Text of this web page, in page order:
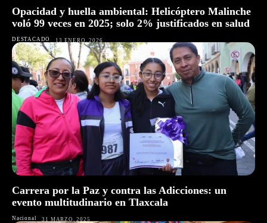
Opacidad y huella ambiental: Helicóptero Malinche
voló 99 veces en 2025; solo 2% justificados en salud
DESTACADO 13 ENERO, 2026
Carrera por la Paz y contra las Adicciones: un
evento multitudinario en Tlaxcala
Nacional 31 MARZO, 2025